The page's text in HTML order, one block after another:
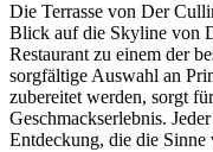
Die Terrasse von Der
Blick auf die Skyline von
Restaurant zu einem der
sorgfältige Auswahl an
zubereitet werden, sorgt
Geschmackserlebnis.
Entdeckung, die die Sinne